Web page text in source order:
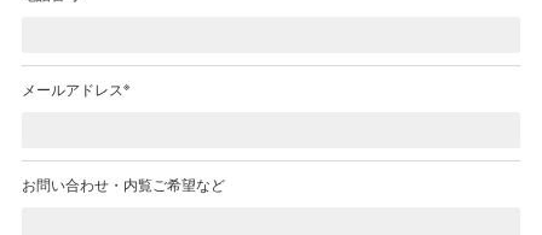
メールアドレス※
お問い合わせ・ 内覧ご希望など